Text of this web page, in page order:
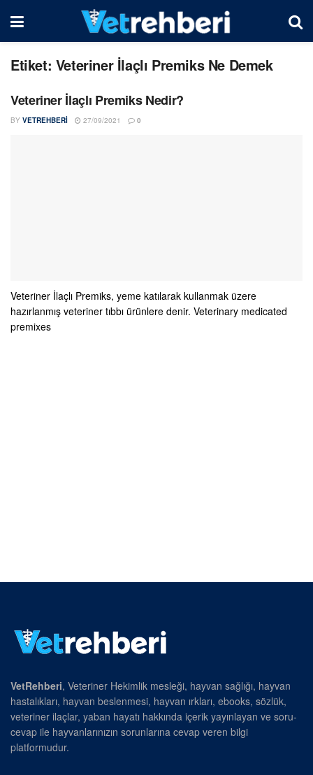
Etiket: Veteriner İlaçlı Premiks Ne Demek
Veteriner İlaçlı Premiks Nedir?
BY VETREHBERI 27/09/2021 0
Veteriner İlaçlı Premiks, yeme katılarak kullanmak üzere
hazırlanmış veteriner tıbbı ürünlere denir. Veterinary medicated
premixes
VetRehberi, Veteriner Hekimlik mesleği, hayvan sağlığı, hayvan
hastalıkları, hayvan beslenmesi, hayvan ırkları, ebooks, sözlük,
veteriner ilaçlar, yaban hayatı hakkında içerik yayınlayan ve soru-
cevap ile hayvanlarınızın sorunlarına cevap veren bilgi
platformudur.